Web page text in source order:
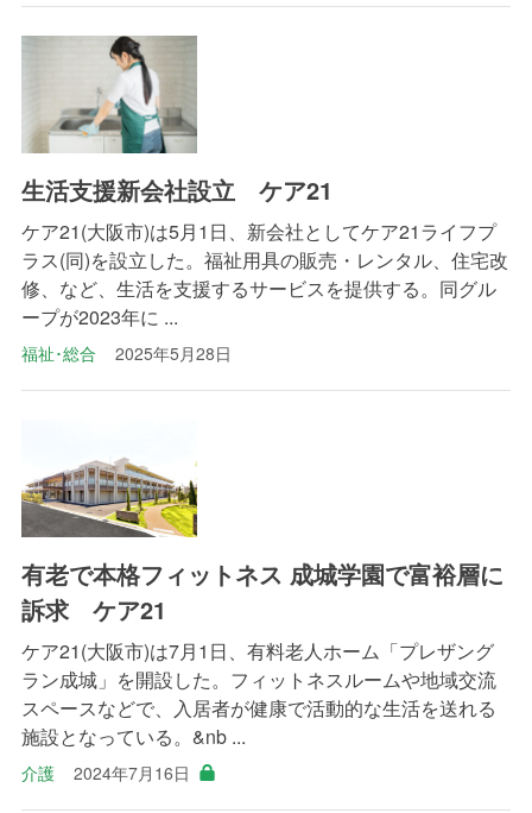
生活支援新会社設立 ケア21
ケア21(大阪市)は5月1日、新会社としてケア21ライフプ
ラス(同)を設立した。福祉用具の販売・レンタル、住宅改
修、など、生活を支援するサービスを提供する。同グル
ープが2023年に ...
福祉･総合 2025年5月28日
有老で本格フィットネス 成城学園で富裕層に
訴求 ケア21
ケア21(大阪市)は7月1日、有料老人ホーム「プレザング
ラン成城」を開設した。フィットネスルームや地域交流
スペースなどで、入居者が健康で活動的な生活を送れる
施設となっている。&nb ...
介護 2024年7月16日